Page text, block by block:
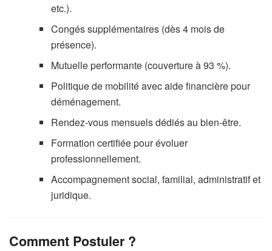
etc.).
Congés supplémentaires (dès 4 mois de
présence).
Mutuelle performante (couverture à 93 %).
Politique de mobilité avec aide financière pour
déménagement.
Rendez-vous mensuels dédiés au bien-être.
Formation certifiée pour évoluer
professionnellement.
Accompagnement social, familial, administratif et
juridique.
Comment Postuler ?